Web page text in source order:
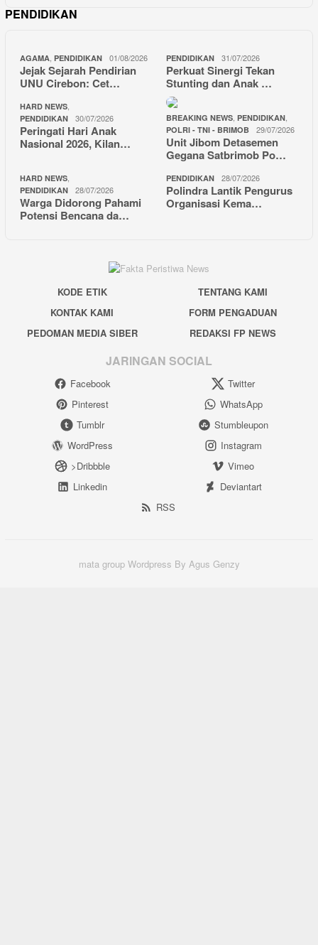
PENDIDIKAN
AGAMA PENDIDIKAN 01/08/2026
Jejak Sejarah Pendirian
UNU Cirebon: Cet…
PENDIDIKAN 31/07/2026
Perkuat Sinergi Tekan
Stunting dan Anak …
HARD NEWS
PENDIDIKAN 30/07/2026
Peringati Hari Anak
Nasional 2026, Kilan…
BREAKING NEWS PENDIDIKAN
POLRI - TNI - BRIMOB 29/07/2026
Unit Jibom Detasemen
Gegana Satbrimob Po…
HARD NEWS
PENDIDIKAN 28/07/2026
Warga Didorong Pahami
Potensi Bencana da…
PENDIDIKAN 28/07/2026
Polindra Lantik Pengurus
Organisasi Kema…
KODE ETIK
TENTANG KAMI
KONTAK KAMI
FORM PENGADUAN
PEDOMAN MEDIA SIBER
REDAKSI FP NEWS
JARINGAN SOCIAL
Facebook
Twitter
Pinterest
WhatsApp
Tumblr
Stumbleupon
WordPress
Instagram
>Dribbble
Vimeo
Linkedin
Deviantart
RSS
mata group Wordpress By Agus Genzy